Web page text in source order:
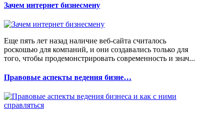
Зачем интернет бизнесмену
Еще пять лет назад наличие веб-сайта считалось
роскошью для компаний, и они создавались только для
того, чтобы продемонстрировать современность и знач...
Правовые аспекты ведения бизне…